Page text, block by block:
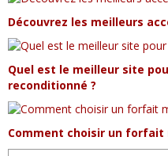
Découvrez les meilleurs
Quel est le meilleur site
reconditionné ?
Comment choisir un forfait